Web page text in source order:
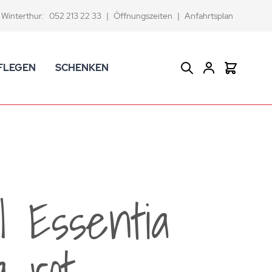
Winterthur: 052 213 22 33 | Öffnungszeiten | Anfahrtsplan
-sprudler
und Ersatzbürsten
Badezimmer-Artikel
SCHENKEN Suche